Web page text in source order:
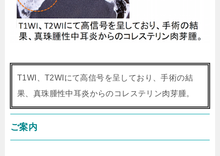
T1WI、T2WIにて高信号を呈しており、手術の結
果、真珠腫性中耳炎からのコレステリン肉芽腫。
ご案内